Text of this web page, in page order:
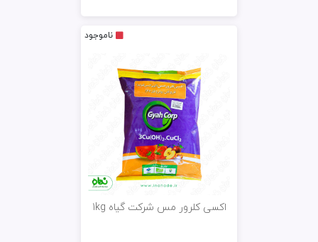
ناموجود
اکسی کلرور مس شرکت گیاه 1kg